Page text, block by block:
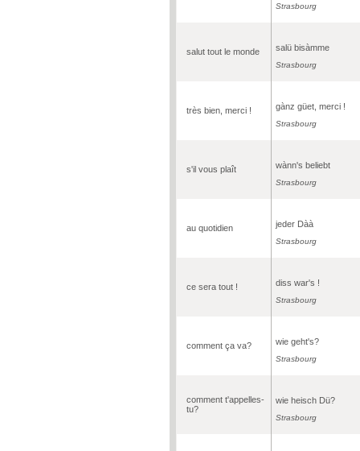
Strasbourg
salut tout le monde salü bisàmme
Strasbourg
très bien, merci ! gànz güet, merci !
Strasbourg
s'il vous plaît wànn's beliebt
Strasbourg
au quotidien jeder Dàà
Strasbourg
ce sera tout ! diss war's !
Strasbourg
comment ça va? wie geht's?
Strasbourg
comment t'appelles-
tu?
wie heisch Dü?
Strasbourg